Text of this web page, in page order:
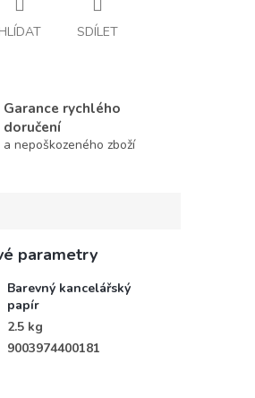
HLÍDAT SDÍLET
Garance rychlého
doručení
a nepoškozeného zboží
parametry
Barevný kancelářský
papír
2.5 kg
9003974400181